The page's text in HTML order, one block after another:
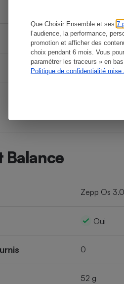
Que Choisir Ensemble et ses 7
l’audience, la performance,
promotion et afficher des
choix pendant 6 mois. Vous
paramétrer les traceurs » en
Politique de confidentialité mise
Balance
Zepp Os 3.0
Oui
0
52 g